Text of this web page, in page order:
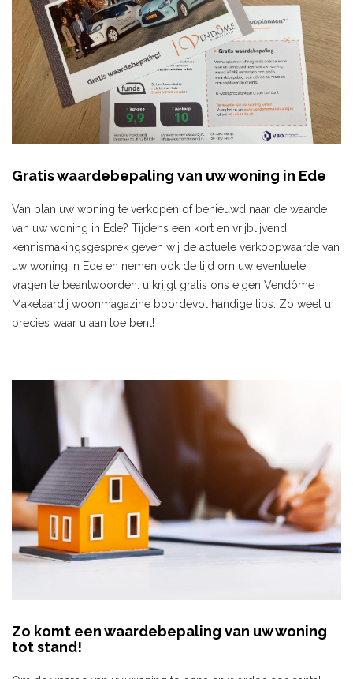
Gratis waardebepaling van uw woning in Ede
Van plan uw woning te verkopen of benieuwd naar de waarde
van uw woning in Ede? Tijdens een kort en vrijblijvend
kennismakingsgesprek geven wij de actuele verkoopwaarde van
uw woning in Ede en nemen ook de tijd om uw eventuele
vragen te beantwoorden. u krijgt gratis ons eigen Vendôme
Makelaardij woonmagazine boordevol handige tips. Zo weet u
precies waar u aan toe bent!
Zo komt een waardebepaling van uw woning
tot stand!